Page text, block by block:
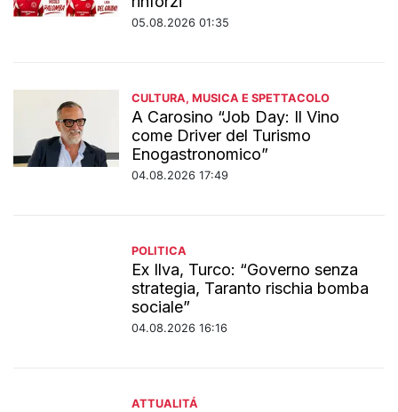
05.08.2026 01:35
CULTURA, MUSICA E SPETTACOLO
A Carosino “Job Day: Il Vino
come Driver del Turismo
Enogastronomico”
04.08.2026 17:49
POLITICA
Ex Ilva, Turco: “Governo senza
strategia, Taranto rischia bomba
sociale”
04.08.2026 16:16
ATTUALITÁ